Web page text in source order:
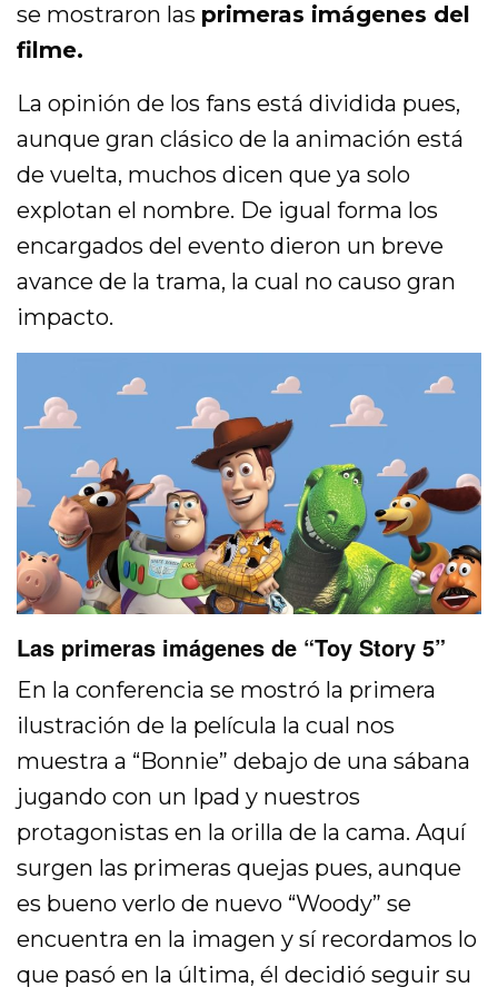
se mostraron las primeras imágenes del
filme.
La opinión de los fans está dividida pues,
aunque gran clásico de la animación está
de vuelta, muchos dicen que ya solo
explotan el nombre. De igual forma los
encargados del evento dieron un breve
avance de la trama, la cual no causo gran
impacto.
Las primeras imágenes de “Toy Story 5”
En la conferencia se mostró la primera
ilustración de la película la cual nos
muestra a “Bonnie” debajo de una sábana
jugando con un Ipad y nuestros
protagonistas en la orilla de la cama. Aquí
surgen las primeras quejas pues, aunque
es bueno verlo de nuevo “Woody” se
encuentra en la imagen y sí recordamos lo
que pasó en la última, él decidió seguir su